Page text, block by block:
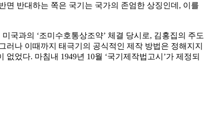
반대하는 쪽은 국기는 국가의 존엄한 상징인데, 이를
국과의 ‘조미수호통상조약’ 체결 당시로, 김홍집의 주도
나 이때까지 태극기의 공식적인 제작 방법은 정해지지
었다. 마침내 1949년 10월 ‘국기제작법고시’가 제정되